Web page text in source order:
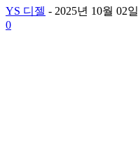
YS 디젤 - 2025년 10월 02일
0